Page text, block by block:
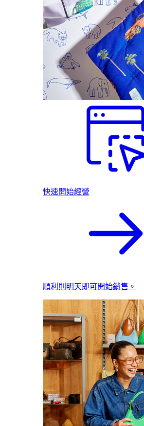
快速開始經營
順利則明天即可開始銷售。